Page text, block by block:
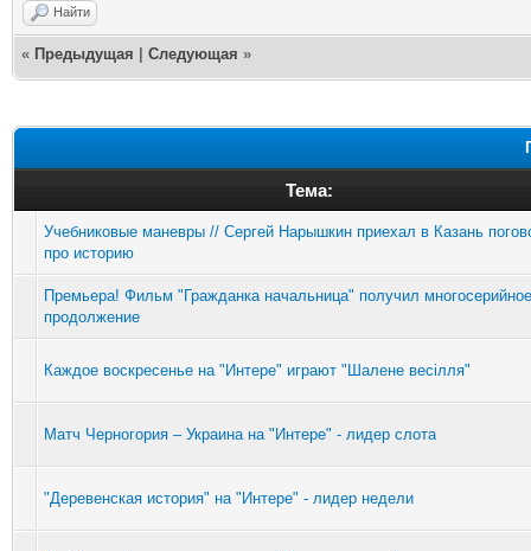
Найти
« Предыдущая Следующая »
Тема:
Учебниковые маневры // Сергей Нарышкин приехал в Казань
про историю
Премьера! Фильм "Гражданка начальница" получил многосерийное
продолжение
Каждое воскресенье на "Интере" играют "Шалене весілля"
Матч Черногория – Украина на "Интере" - лидер слота
"Деревенская история" на "Интере" - лидер недели